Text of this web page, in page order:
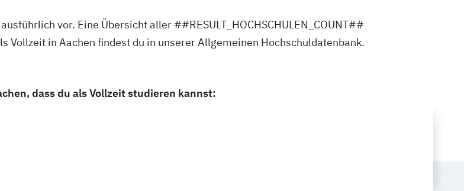
vor. Eine Übersicht aller ##RESULT_HOCHSCHULEN_COUNT##
Vollzeit in Aachen findest du in unserer Allgemeinen Hochschuldatenbank.
dass du als Vollzeit studieren kannst: